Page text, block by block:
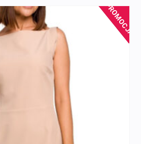
PROMOCJA!